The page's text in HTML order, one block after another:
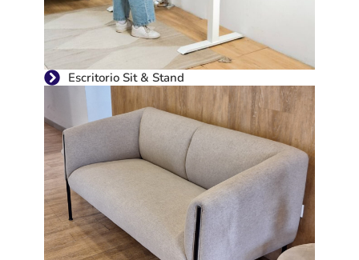
Escritorio Sit & Stand